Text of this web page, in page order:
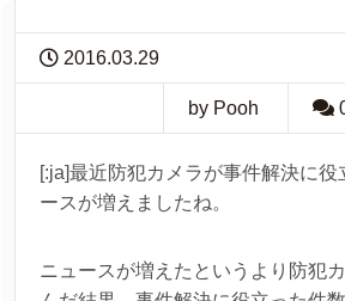
2016.03.29
by Pooh
[:ja]最近防犯カメラが事件解決に役
ースが増えましたね。
ニュースが増えたというより防犯